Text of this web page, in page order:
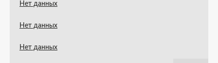
Нет данных
Нет данных
Нет данных